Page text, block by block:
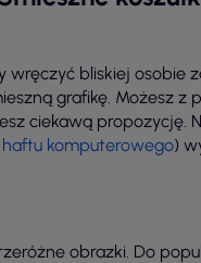
bliskiej osobie
grafikę. Możesz z
ciekawą
haftu komputerowego)
obrazki. Do